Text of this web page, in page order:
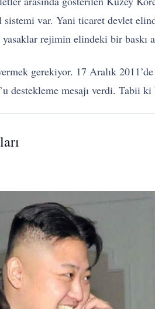
var. Yani ticaret devlet
rejimin elindeki bir baskı
gerekiyor. 17 Aralık
destekleme mesajı verdi. Tabii ki